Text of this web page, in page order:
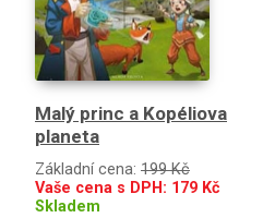
Malý princ a Kopéliova
planeta
Základní cena: 199 Kč
Vaše cena s DPH: 179 Kč
Skladem